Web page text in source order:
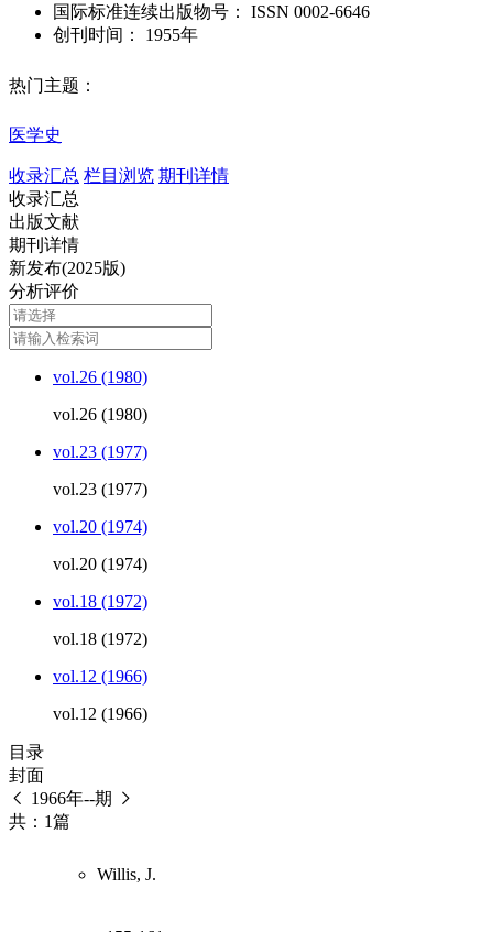
国际标准连续出版物号 ： ISSN 0002-6646
创刊时间：
1955年
热门主题：
医学史
收录汇总 栏目浏览 期刊详情
收录汇总
出版文献
期刊详情
新发布(2025版)
分析评价
vol.26 (1980)
vol.26 (1980)
vol.23 (1977)
vol.23 (1977)
vol.20 (1974)
vol.20 (1974)
vol.18 (1972)
vol.18 (1972)
vol.12 (1966)
vol.12 (1966)
目录
封面
1966年--期
共：1篇
Willis, J.